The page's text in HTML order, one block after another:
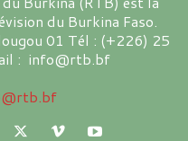
du Burkina Faso.
01 Tél : (+226) 25
: info@rtb.bf